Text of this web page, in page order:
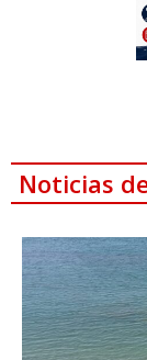
Noticias